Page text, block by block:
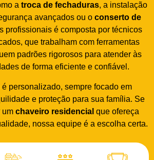
a troca de fechaduras, a instalação
avançados ou o conserto de
profissionais é composta por técnicos
que trabalham com ferramentas
padrões rigorosos para atender às
de forma eficiente e confiável.
personalizado, sempre focado em
e proteção para sua família. Se
um chaveiro residencial que ofereça
nossa equipe é a escolha certa.